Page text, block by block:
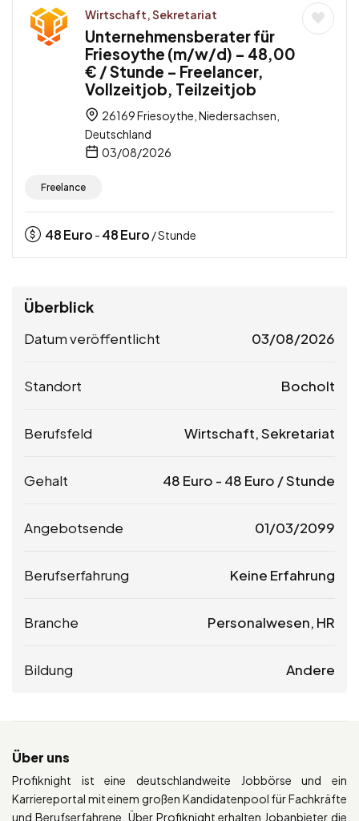
Wirtschaft, Sekretariat
Unternehmensberater für
Friesoythe (m/w/d) – 48,00
€ / Stunde – Freelancer,
Vollzeitjob, Teilzeitjob
26169 Friesoythe, Niedersachsen,
Deutschland
03/08/2026
Freelance
48Euro - 48Euro / Stunde
Überblick
Datum veröffentlicht 03/08/2026
Standort Bocholt
Berufsfeld Wirtschaft, Sekretariat
Gehalt 48 Euro - 48 Euro / Stunde
Angebotsende 01/03/2099
Berufserfahrung Keine Erfahrung
Branche Personalwesen, HR
Bildung Andere
Über uns
Profiknight ist eine deutschlandweite Jobbörse und ein
Karriereportal mit einem großen Kandidatenpool für Fachkräfte
und Berufserfahrene. Über Profiknight erhalten Jobanbieter die